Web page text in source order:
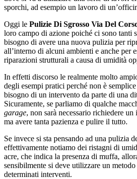
sporchi, ad esempio un lavoro di
Oggi le Pulizie Di Sgrosso Via Del
loro campo di azione poiché ci sono tanti
bisogno di avere una nuova pulizia per
all’interno di alcuni ambienti e anche per
riparazioni strutturali a causa di umidità
In effetti discorso le realmente molto
degli esempi pratici perché non è
bisogno di un intervento da parte di una
Sicuramente, se parliamo di qualche
garage, non sarà necessario richiedere
ma avere tanta pazienza e pulire il tutto.
Se invece si sta pensando ad una pulizia
effettivamente notiamo dei ristagni di
acre, che indica la presenza di muffa,
sensibilmente si deve utilizzare un
determinati interventi.